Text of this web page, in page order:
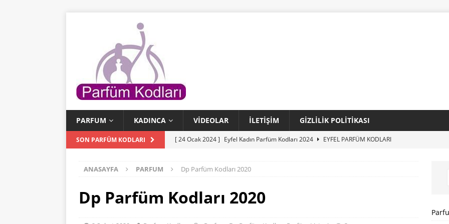
PARFUM KADINCA VIDEOLAR İLETIŞIM GIZLILIK POLITIKASI
SON PARFÜM KODLARI [ 24 Ocak 2024 ] Eyfel Kadın Parfüm Kodları 2024
EYFEL PARFÜM KODLARI
KODLARI
[ 23 Ocak 2024 ]
Sansiro Parfüm Kodları 2024 Güncel Tam Liste
ANASAYFA PARFUM Dp Parfüm Kodları 2020
Dp Parfüm Kodları 2020